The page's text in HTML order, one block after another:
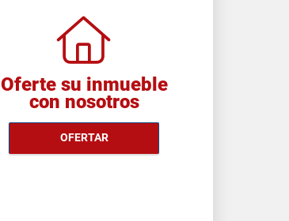
Oferte su inmueble
con nosotros
OFERTAR